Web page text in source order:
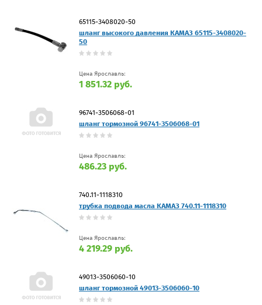
65115-3408020-50
шланг высокого давления КАМАЗ 65115-3408020-
50
Цена Ярославль:
1 851.32 руб.
96741-3506068-01
шланг тормозной 96741-3506068-01
Цена Ярославль:
486.23 руб.
740.11-1118310
трубка подвода масла КАМАЗ 740.11-1118310
Цена Ярославль:
4 219.29 руб.
49013-3506060-10
шланг тормозной 49013-3506060-10